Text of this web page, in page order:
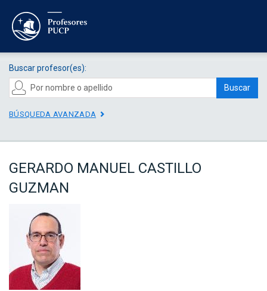
Buscar profesor(es):
Buscar
BÚSQUEDA AVANZADA
GERARDO MANUEL CASTILLO
GUZMAN